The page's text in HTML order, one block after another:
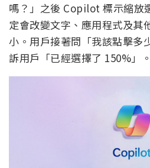
嗎？」之後 Copilot 標示縮放
定會改變文字、應用程式及其
小。用戶接著問「我該點擊
訴用戶「已經選擇了 150%」。